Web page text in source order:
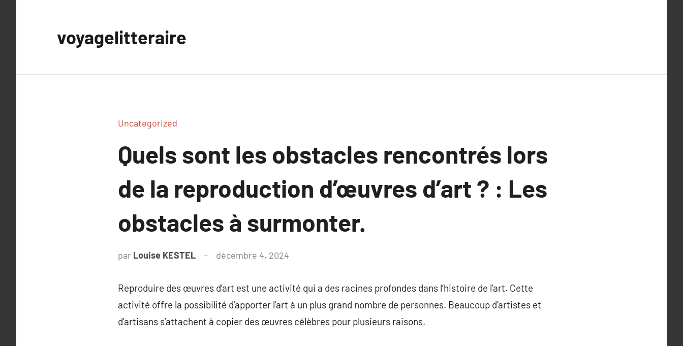
voyagelitteraire
Uncategorized
Quels sont les obstacles rencontrés lors
de la reproduction d’œuvres d’art ? : Les
obstacles à surmonter.
par Louise KESTEL décembre 4, 2024
Reproduire des œuvres d’art est une activité qui a des racines profondes dans l’histoire de l’art. Cette
activité offre la possibilité d’apporter l’art à un plus grand nombre de personnes. Beaucoup d’artistes et
d’artisans s’attachent à copier des œuvres célèbres pour plusieurs raisons.